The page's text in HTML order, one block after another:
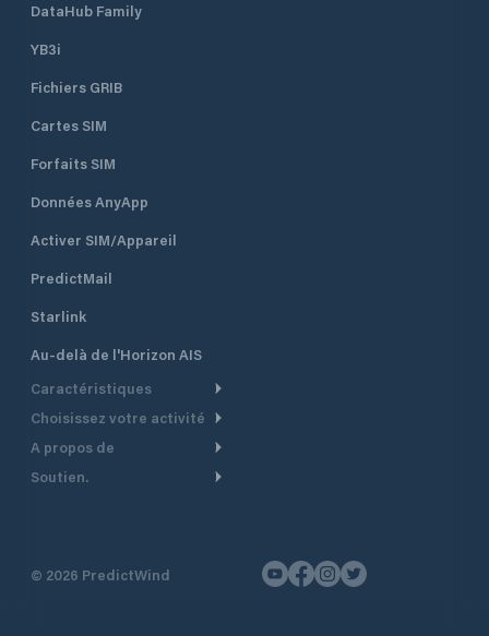
DataHub Family
YB3i
Fichiers GRIB
Cartes SIM
Forfaits SIM
Données AnyApp
Activer SIM/Appareil
PredictMail
Starlink
Au-delà de l'Horizon AIS
Caractéristiques
Routage Météo
Routage bateau à moteur
Suivi GPS
Choisissez votre activité
Croisière
A propos de
Aperçu
Soutien.
Nous contacter
© 2026 PredictWind